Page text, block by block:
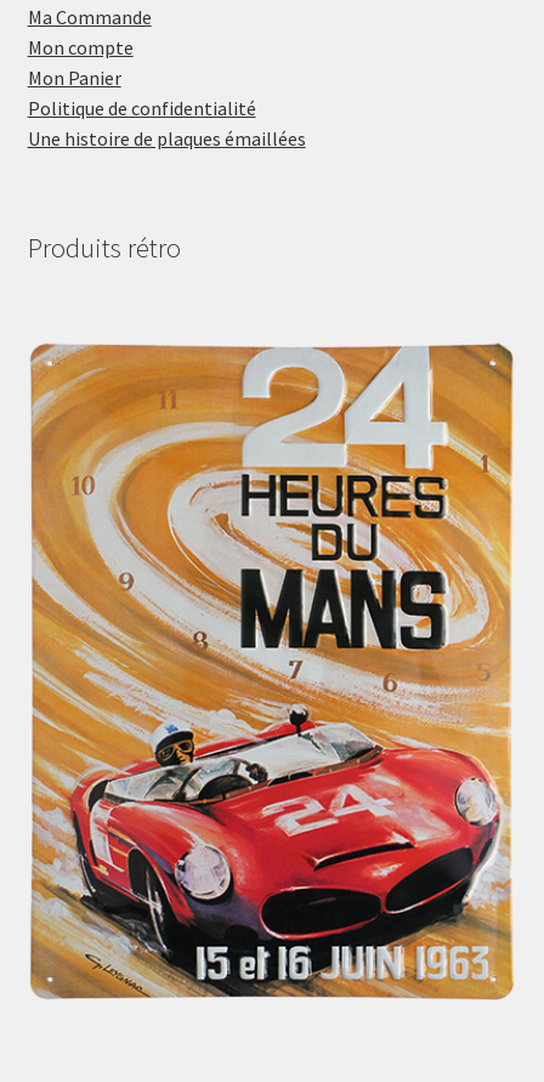
Ma Commande
Mon compte
Mon Panier
Politique de confidentialité
Une histoire de plaques émaillées
Produits rétro